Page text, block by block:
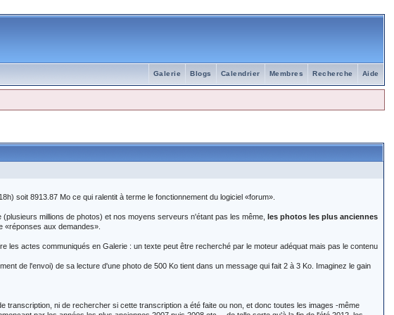
Aide
Recherche
Membres
Calendrier
Blogs
Galerie
soit 8913.87 Mo ce qui ralentit à terme le fonctionnement du logiciel «forum».
millions de photos) et nos moyens serveurs n'étant pas les même,les photos les plus anciennes
«réponses aux demandes».
les actes communiqués en Galerie : un texte peut être recherché par le moteur adéquat mais pas le contenu
de l'envoi) de sa lecture d'une photo de 500 Ko tient dans un message qui fait 2 à 3 Ko. Imaginez le gain
transcription, ni de rechercher si cette transcription a été faite ou non, et donc toutes les images -même